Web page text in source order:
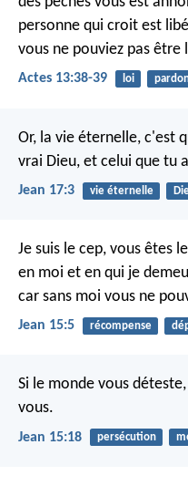
personne qui croit est
vous ne pouviez pas
Actes 13:38-39 loi
Or, la vie éternelle, c'est
vrai Dieu, et celui que tu
Jean 17:3 vie éternelle
Je suis le cep, vous êtes
en moi et en qui je
car sans moi vous ne
Jean 15:5 récompense
Si le monde vous
vous.
Jean 15:18 persécution